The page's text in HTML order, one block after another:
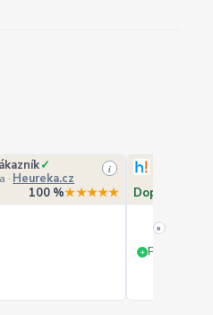
✓
· Heureka.cz
i
100 %★★★★★
Doporučuje
+ PERFEKTNÍ
»